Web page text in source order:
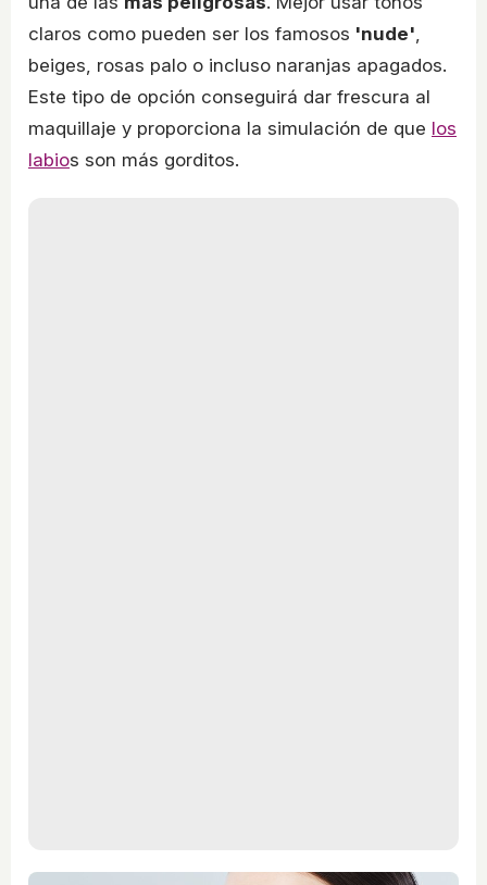
claros como pueden ser los famosos 'nude',
beiges, rosas palo o incluso naranjas apagados.
Este tipo de opción conseguirá dar frescura al
maquillaje y proporciona la simulación de que los
labios son más gorditos.